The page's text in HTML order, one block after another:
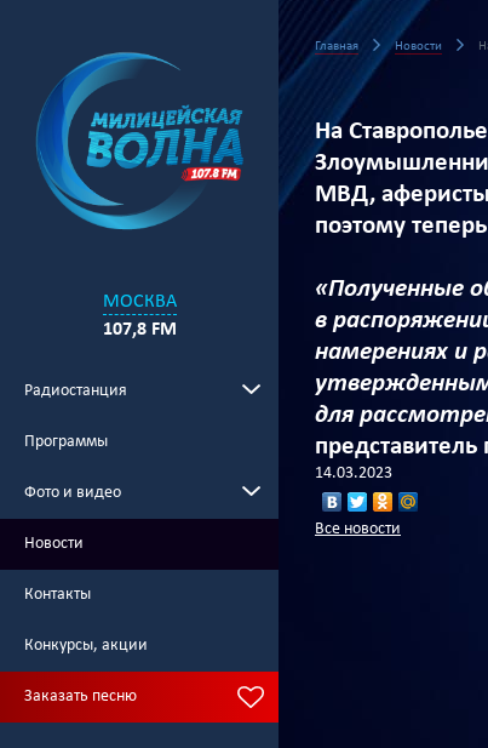
МОСКВА
107,8 FM
Радиостанция
Программы
Фото и видео
Новости
Контакты
Конкурсы, акции
Заказать песню
Главная Новости
На
МВД, аферисты
поэтому
«Полученные
в
намерениях и
утвержденным
для
14.03.2023
Все новости